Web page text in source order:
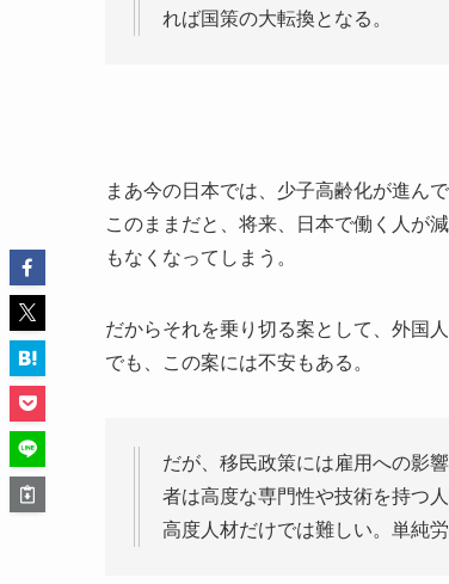
れば国策の大転換となる。
まあ今の日本では、少子高齢化が進んで
このままだと、将来、日本で働く人が
もなくなってしまう。
だからそれを乗り切る案として、外国
でも、この案には不安もある。
だが、移民政策には雇用への影
者は高度な専門性や技術を持つ
高度人材だけでは難しい。単純